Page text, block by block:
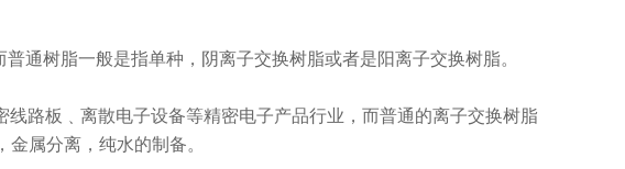
普通树脂一般是指单种，阴离子交换树脂或者是阳离子交换树脂。
路板﹑离散电子设备等精密电子产品行业，而普通的离子交换树脂
属分离，纯水的制备。